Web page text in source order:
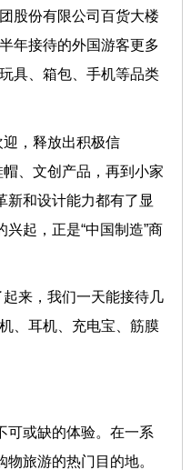
股份有限公司百货大楼
年接待的外国游客更多
具、箱包、手机等品类
迎，释放出积极信
、文创产品，再到小家
新和设计能力都有了显
起，正是“中国制造”商
来，我们一天能接待几
、耳机、充电宝、筋膜
可或缺的体验。在一系
旅游的热门目的地。